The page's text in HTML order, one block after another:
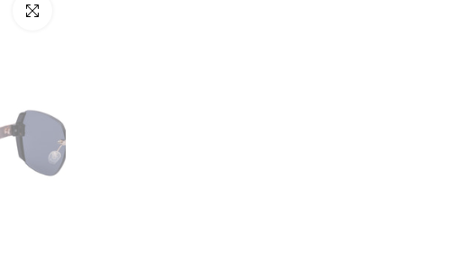
Cliquez pour agrandir